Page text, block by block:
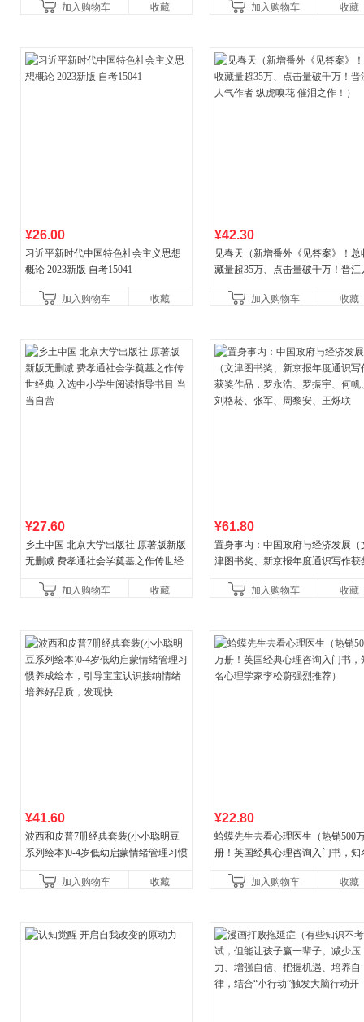
加入购物车 收藏 加入购物车 收藏
¥26.00
习近平新时代中国特色社会主义思想
概论 2023新版 自考15041
加入购物车 收藏
¥42.30
见春天（新增番外《见答案》！总
藏量超35万、点击量破千万！晋江
加入购物车
收藏
¥27.60
乡土中国 北京大学出版社 原著版新版
无删减 费孝通社会学奠基之作传世经
加入购物车 收藏
¥61.80
置身事内：中国政府与经济发展（
津图书奖、新京报年度通识写作获
菘、张军、周黎安、王烁联
加入购物车 收藏
¥41.60
波西和皮普7册经典套装(小小聪明豆
系列绘本)0-4岁低幼启蒙情绪管理习惯
养好品质，发现快
加入购物车 收藏
¥22.80
蛤蟆先生去看心理医生（热销500
册！英国经典心理咨询入门书，知
加入购物车
收藏